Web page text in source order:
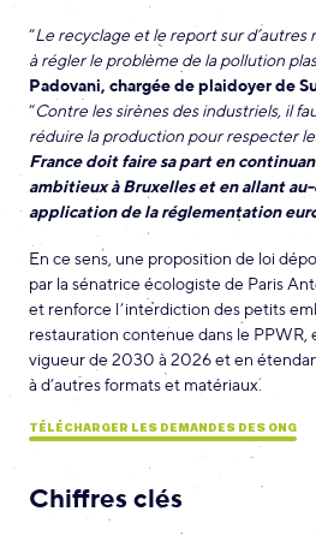
“Le recyclage et le report sur d’autres
à régler le problème de la pollution
Padovani, chargée de plaidoyer de
“Contre les sirènes des industriels, il
réduire la production pour respecter
France doit faire sa part en
ambitieux à Bruxelles et en allant
application de la réglementation
En ce sens, une proposition de loi
par la sénatrice écologiste de Paris
et renforce l’interdiction des petits
restauration contenue dans le PPWR,
vigueur de 2030 à 2026 et en
à d’autres formats et matériaux.
TÉLÉCHARGER LES DEMANDES DES ONG
Chiffres clés